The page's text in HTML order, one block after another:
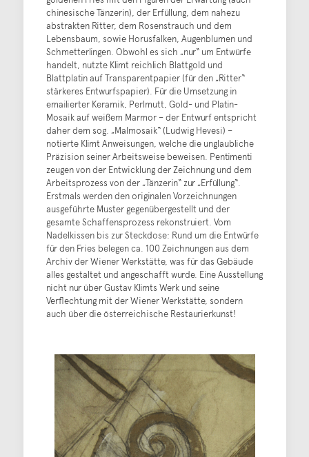
chinesische Tänzerin), der Erfüllung, dem nahezu
abstrakten Ritter, dem Rosenstrauch und dem
Lebensbaum, sowie Horusfalken, Augenblumen und
Schmetterlingen. Obwohl es sich „nur“ um Entwürfe
handelt, nutzte Klimt reichlich Blattgold und
Blattplatin auf Transparentpapier (für den „Ritter“
stärkeres Entwurfspapier). Für die Umsetzung in
emailierter Keramik, Perlmutt, Gold- und Platin-
Mosaik auf weißem Marmor – der Entwurf entspricht
daher dem sog. „Malmosaik“ (Ludwig Hevesi) –
notierte Klimt Anweisungen, welche die unglaubliche
Präzision seiner Arbeitsweise beweisen. Pentimenti
zeugen von der Entwicklung der Zeichnung und dem
Arbeitsprozess von der „Tänzerin“ zur „Erfüllung“.
Erstmals werden den originalen Vorzeichnungen
ausgeführte Muster gegenübergestellt und der
gesamte Schaffensprozess rekonstruiert. Vom
Nadelkissen bis zur Steckdose: Rund um die Entwürfe
für den Fries belegen ca. 100 Zeichnungen aus dem
Archiv der Wiener Werkstätte, was für das Gebäude
alles gestaltet und angeschafft wurde. Eine Ausstellung
nicht nur über Gustav Klimts Werk und seine
Verflechtung mit der Wiener Werkstätte, sondern
auch über die österreichische Restaurierkunst!